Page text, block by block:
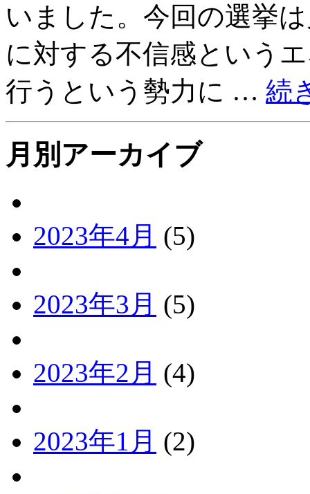
いました。今回の選挙
に対する不信感という
行うという勢力に … 続
月別アーカイブ
2023年4月 (5)
2023年3月 (5)
2023年2月 (4)
2023年1月 (2)